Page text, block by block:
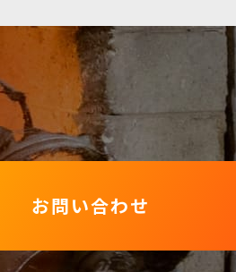
お問い合わせ